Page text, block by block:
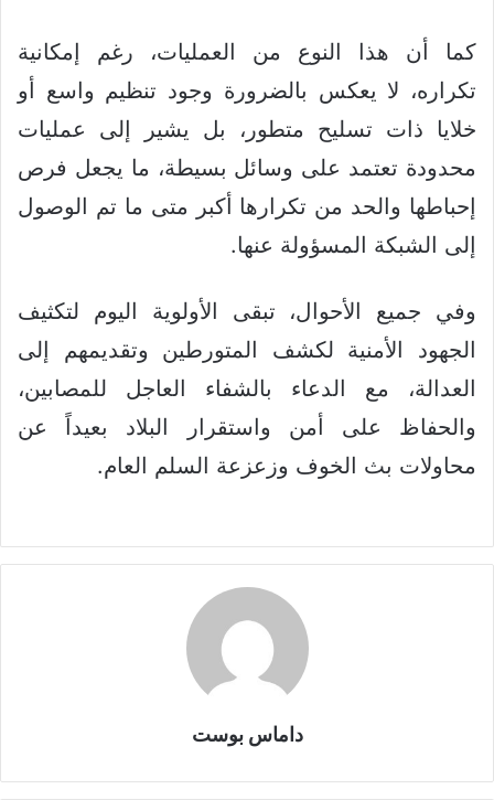
كما أن هذا النوع من العمليات، رغم إمكانية
تكراره، لا يعكس بالضرورة وجود تنظيم واسع أو
خلايا ذات تسليح متطور، بل يشير إلى عمليات
محدودة تعتمد على وسائل بسيطة، ما يجعل فرص
إحباطها والحد من تكرارها أكبر متى ما تم الوصول
إلى الشبكة المسؤولة عنها.
وفي جميع الأحوال، تبقى الأولوية اليوم لتكثيف
الجهود الأمنية لكشف المتورطين وتقديمهم إلى
العدالة، مع الدعاء بالشفاء العاجل للمصابين،
والحفاظ على أمن واستقرار البلاد بعيداً عن
محاولات بث الخوف وزعزعة السلم العام.
داماس بوست